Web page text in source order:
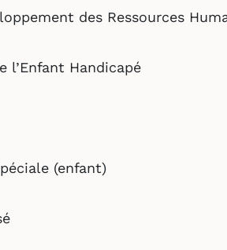
des Ressources
l’Enfant Handicapé
(enfant)